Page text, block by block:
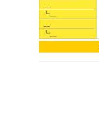
┗__
┗__